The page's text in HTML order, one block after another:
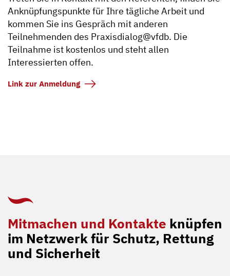
Anknüpfungspunkte für Ihre tägliche Arbeit und
kommen Sie ins Gespräch mit anderen
Teilnehmenden des Praxisdialog@vfdb. Die
Teilnahme ist kostenlos und steht allen
Interessierten offen.
Link zur Anmeldung
Mitmachen und Kontakte knüpfen
im Netzwerk für Schutz, Rettung
und Sicherheit